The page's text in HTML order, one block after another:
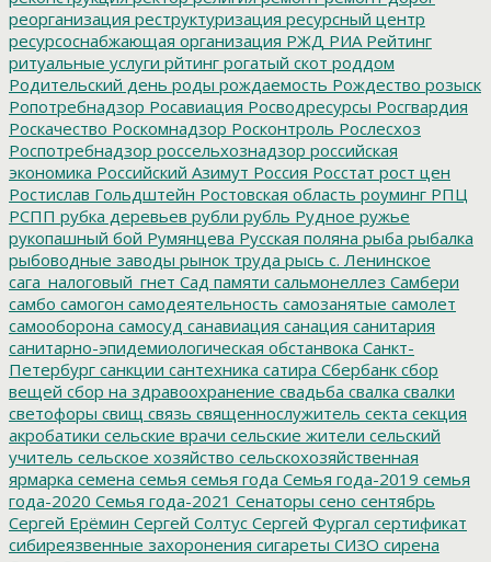
реорганизация реструктуризация ресурсный центр
ресурсоснабжающая организация РЖД РИА Рейтинг
ритуальные услуги рйтинг рогатый скот роддом
Родительский день роды рождаемость Рождество розыск
Ропотребнадзор Росавиация Росводресурсы Росгвардия
Роскачество Роскомнадзор Росконтроль Рослесхоз
Роспотребнадзор россельхознадзор российская
экономика Российский Азимут Россия Росстат рост цен
Ростислав Гольдштейн Ростовская область роуминг РПЦ
РСПП рубка деревьев рубли рубль Рудное ружье
рукопашный бой Румянцева Русская поляна рыба рыбалка
рыбоводные заводы рынок труда рысь с. Ленинское
сага_налоговый_гнет Сад памяти сальмонеллез Самбери
самбо самогон самодеятельность самозанятые самолет
самооборона самосуд санавиация санация санитария
санитарно-эпидемиологическая обстанвока Санкт-
Петербург санкции сантехника сатира Сбербанк сбор
вещей сбор на здравоохранение свадьба свалка свалки
светофоры свищ связь священнослужитель секта секция
акробатики сельские врачи сельские жители сельский
учитель сельское хозяйство сельскохозяйственная
ярмарка семена семья семья года Семья года-2019 семья
года-2020 Семья года-2021 Сенаторы сено сентябрь
Сергей Ерёмин Сергей Солтус Сергей Фургал сертификат
сибиреязвенные захоронения сигареты СИЗО сирена